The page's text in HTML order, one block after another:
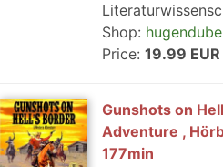
Shop:
Price: 19.99 EUR
Gunshots on
Adventure ,
177min